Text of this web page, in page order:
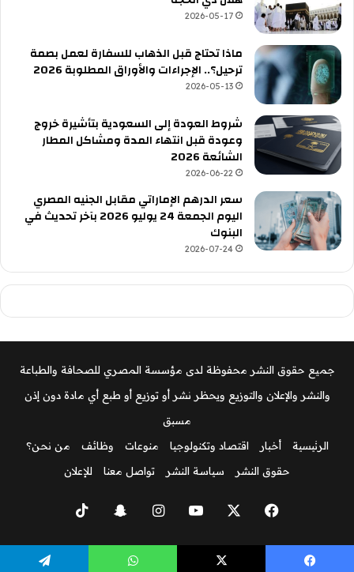
2026-05-17
ماذا تحتاج قبل الذهاب للسفارة لعمل بصمة
ترحيل؟.. الإجراءات والأوراق المطلوبة 2026
2026-05-13
شروط العودة إلى السعودية بتأشيرة خروج
وعودة قبل انتهاء المدة ومشاكل المطار
الشائعة 2026
2026-06-22
سعر الدرهم الإماراتي مقابل الجنيه المصري
اليوم الجمعة 24 يوليو 2026 بآخر تحديث في
البنوك
2026-07-24
جميع حقوق النشر محفوظة لدى مؤسسة المصري للصحافة والطباعة
والنشر والإعلان والتوزيع ويحظر نشر أو توزيع أو طبع أي مادة دون إذن
مسبق
الرئيسية
أخبار اقتصاد وتكنولوجيا منوعات وظائف
من نحن؟
حقوق النشر
سياسة النشر تواصل معنا للإعلان
فيسبوك ‫YouTubeانستقرامسناب
تشات